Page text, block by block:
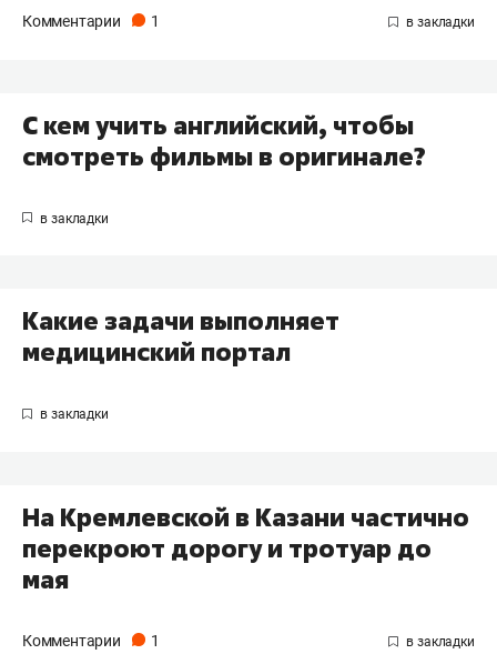
Комментарии 1
С кем учить английский, чтобы
смотреть фильмы в оригинале?
Какие задачи выполняет
медицинский портал
На Кремлевской в Казани частично
перекроют дорогу и тротуар до
мая
Комментарии 1